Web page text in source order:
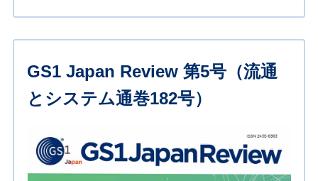
GS1 Japan Review 第5号（流通
とシステム通巻182号）